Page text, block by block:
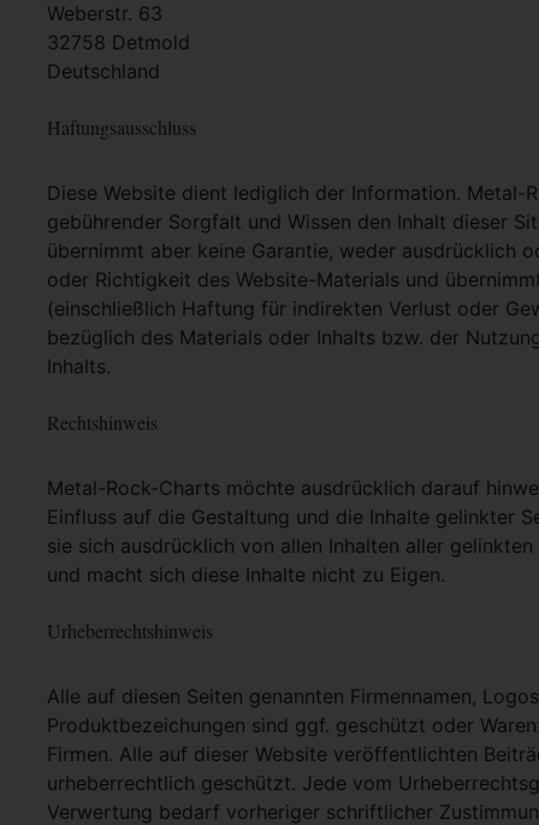
Weberstr. 63
32758 Detmold
Deutschland
Haftungsausschluss
Diese Website dient lediglich der Information. Metal-
gebührender Sorgfalt und Wissen den Inhalt dieser
übernimmt aber keine Garantie, weder ausdrücklich
oder Richtigkeit des Website-Materials und
(einschließlich Haftung für indirekten Verlust oder
bezüglich des Materials oder Inhalts bzw. der
Inhalts.
Rechtshinweis
Metal-Rock-Charts möchte ausdrücklich darauf
Einfluss auf die Gestaltung und die Inhalte gelinkter
sie sich ausdrücklich von allen Inhalten aller
und macht sich diese Inhalte nicht zu Eigen.
Urheberrechtshinweis
Alle auf diesen Seiten genannten Firmennamen,
Produktbezeichungen sind ggf. geschützt oder
Firmen. Alle auf dieser Website veröffentlichten
urheberrechtlich geschützt. Jede vom
Verwertung bedarf vorheriger schriftlicher